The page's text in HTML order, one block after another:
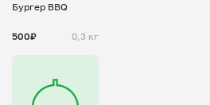
Бургер BBQ
500₽ 0,3 кг